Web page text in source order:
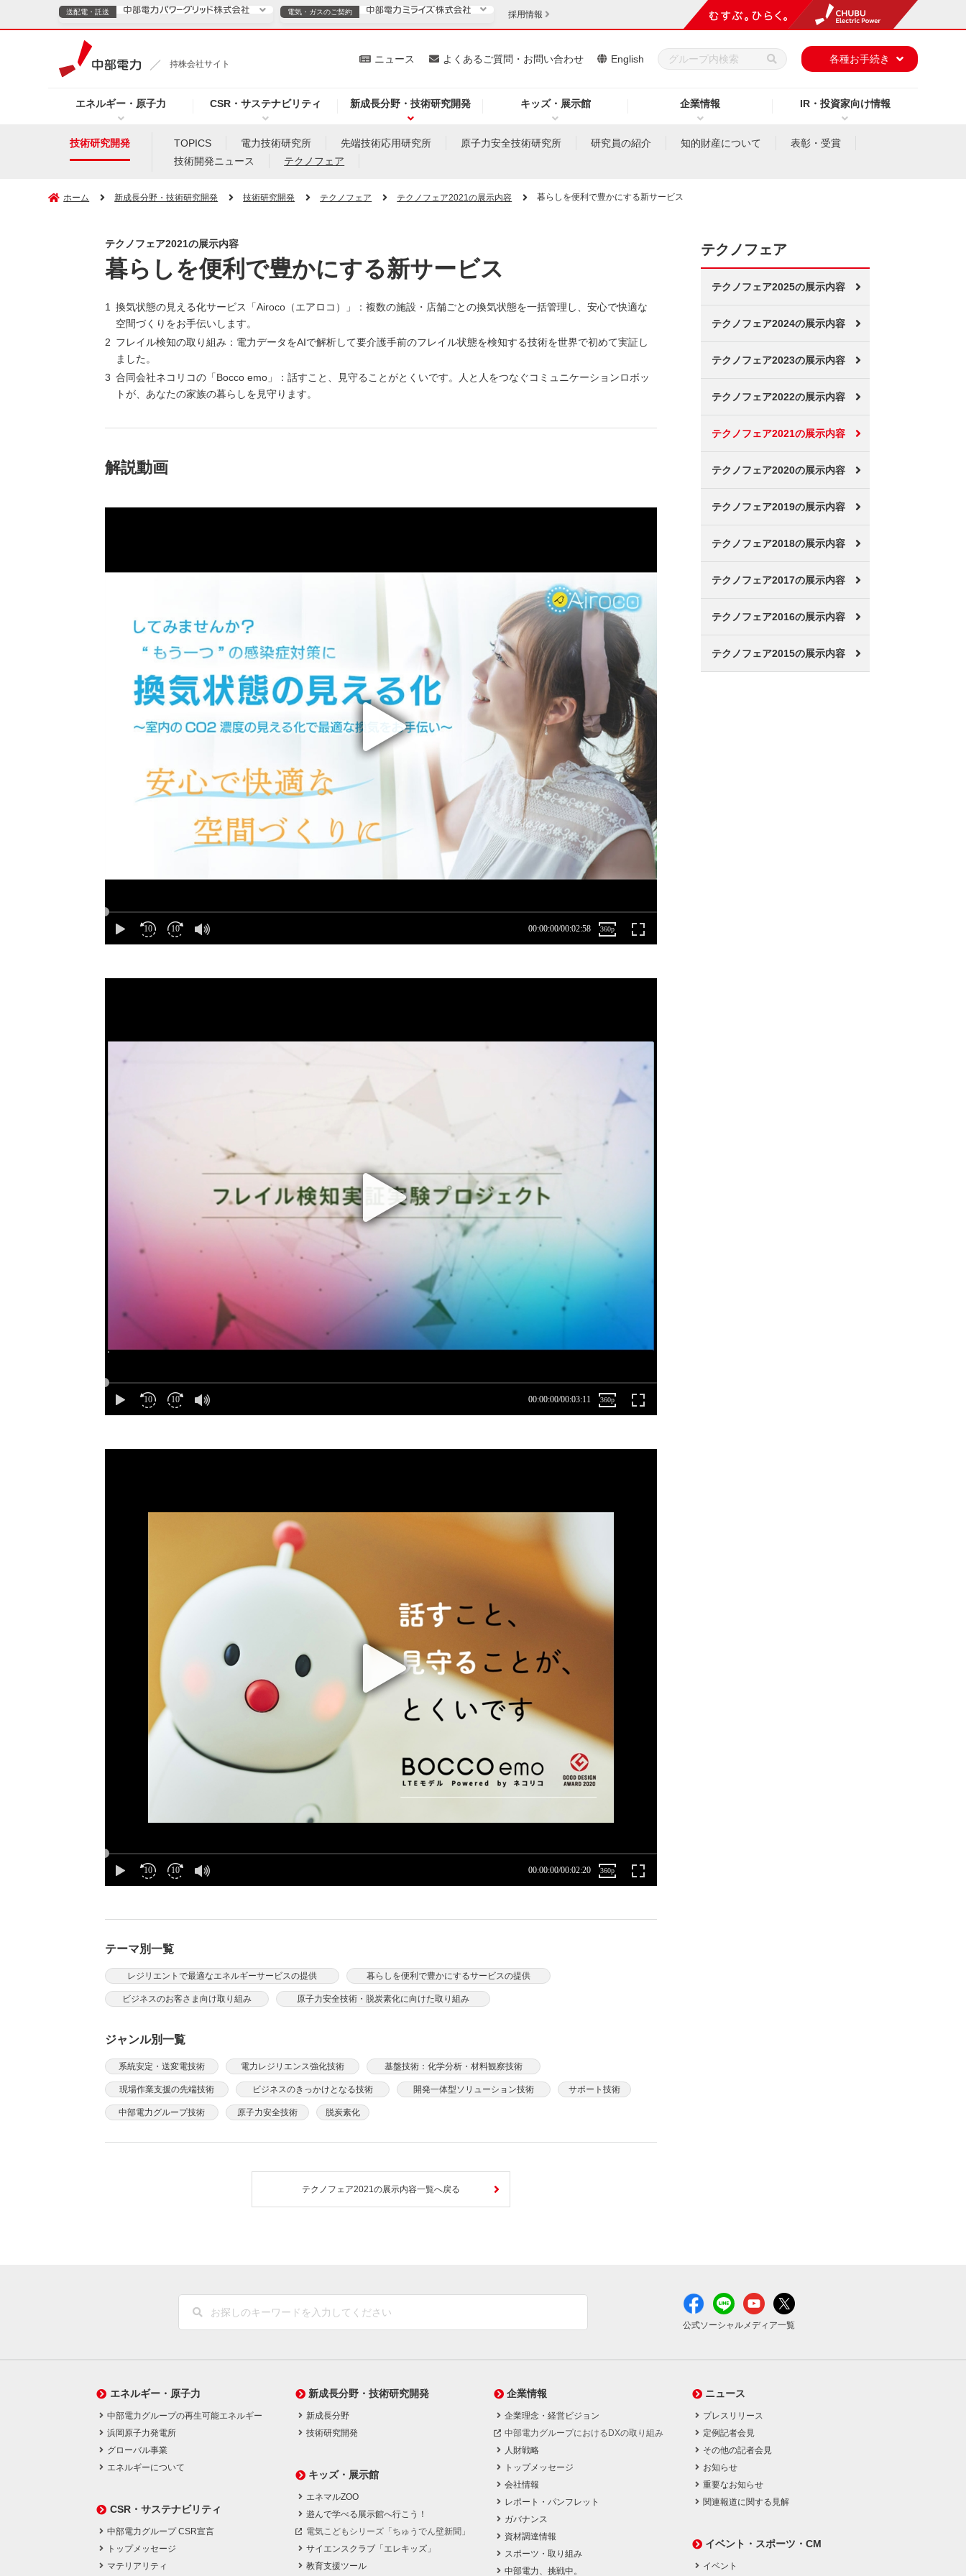
持株会社サイト
エネルギー・原子力 CSR・サステナビリティ 新成長分野・技術研究開発 キッズ・展示館 企業情報 IR・投資家向け情報
ニュース よくあるご質問・お問い合わせ English 各種お手続き
送配電・託送
（新しいウィンドウを開きます）
よくあるご質問・お問い合わせ
電気・ガスのご契約
電気・ガスのご契約
プレスリリース （新しいウィンドウを開きます）
お知らせ （新しいウィンドウを開きます）
よくあるご質問・お問い合わせ（新しいウィンドウを開きます）
採用情報
技術研究開発 TOPICS 電力技術研究所 先端技術応用研究所 原子力安全技術研究所 研究員の紹介 知的財産について
表彰・受賞
技術開発ニュース
テクノフェア
ホーム 新成長分野・技術研究開発 技術研究開発 テクノフェア テクノフェア2021の展示内容 暮らしを便利で豊かにする新サービス
テクノフェア2021の展示内容
暮らしを便利で豊かにする新サービス
換気状態の見える化サービス「Airoco（エアロコ）」：複数の施設・店舗ごとの換気状態を一括管理し、安心で快適な
空間づくりをお手伝いします。
フレイル検知の取り組み：電力データをAIで解析して要介護手前のフレイル状態を検知する技術を世界で初めて実証し
ました。
合同会社ネコリコの「Bocco emo」：話すこと、見守ることがとくいです。人と人をつなぐコミュニケーションロボッ
トが、あなたの家族の暮らしを見守ります。
解説動画
テーマ別一覧
レジリエントで最適なエネルギーサービスの提供 暮らしを便利で豊かにするサービスの提供
ビジネスのお客さま向け取り組み 原子力安全技術・脱炭素化に向けた取り組み
ジャンル別一覧
系統安定・送変電技術 電力レジリエンス強化技術 基盤技術：化学分析・材料観察技術
現場作業支援の先端技術 ビジネスのきっかけとなる技術 開発一体型ソリューション技術 サポート技術
中部電力グループ技術 原子力安全技術 脱炭素化
テクノフェア2021の展示内容一覧へ戻る
テクノフェア
テクノフェア2025の展示内容
テクノフェア2024の展示内容
テクノフェア2023の展示内容
テクノフェア2022の展示内容
テクノフェア2021の展示内容
テクノフェア2020の展示内容
テクノフェア2019の展示内容
テクノフェア2018の展示内容
テクノフェア2017の展示内容
テクノフェア2016の展示内容
テクノフェア2015の展示内容
公式ソーシャルメディア一覧
エネルギー・原子力
中部電力グループの再生可能エネルギー
浜岡原子力発電所
グローバル事業
エネルギーについて
CSR・サステナビリティ
中部電力グループ CSR宣言
トップメッセージ
マテリアリティ
新成長分野・技術研究開発
新成長分野
技術研究開発
キッズ・展示館
エネマルZOO
遊んで学べる展示館へ行こう！
電気こどもシリーズ「ちゅうでん壁新聞」
サイエンスクラブ「エレキッズ」
教育支援ツール
企業情報
企業理念・経営ビジョン
中部電力グループにおけるDXの取り組み
人財戦略
トップメッセージ
会社情報
レポート・パンフレット
ガバナンス
資材調達情報
スポーツ・取り組み
中部電力、挑戦中。
ニュース
プレスリリース
定例記者会見
その他の記者会見
お知らせ
重要なお知らせ
関連報道に関する見解
イベント・スポーツ・CM
イベント